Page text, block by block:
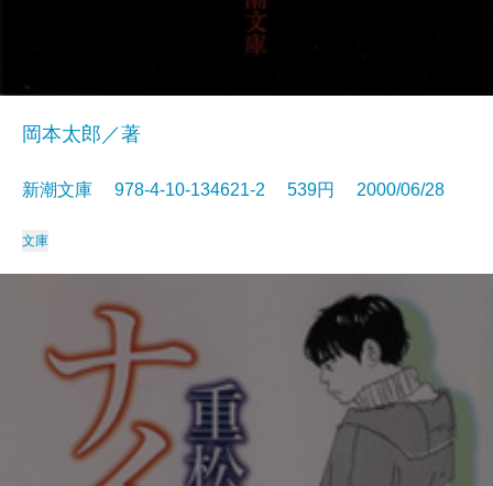
岡本太郎／著
新潮文庫 978-4-10-134621-2 539円 2000/06/28
文庫